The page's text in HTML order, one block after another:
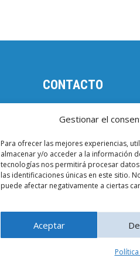
Gestionar el
Para ofrecer las mejores experiencias,
almacenar y/o acceder a la información
tecnologías nos permitirá procesar
las identificaciones únicas en este sitio.
puede afectar negativamente a ciertas
Aceptar
CONTACTO
Parc Científic de
93 403 37 23
 Email EuropeG